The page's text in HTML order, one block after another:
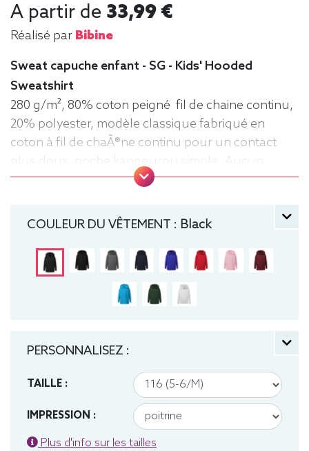
A partir de 33,99 €
Réalisé par Bibine
Sweat capuche enfant - SG - Kids' Hooded
Sweatshirt
280 g/m², 80% coton peigné fil de chaine continu,
20% polyester, modèle classique fabriqué en
coton à fil de chaÃ®ne continu pour un contact
plus doux, poche kangourou simple. Aucun
cordon de serrage sur les modèles enfants. .
140 (9-10 ans), 152 (11-12 ans) manche longue,
COULEUR DU VÊTEMENT : Black
PERSONNALISEZ :
TAILLE :
IMPRESSION :
Plus d'info sur les tailles